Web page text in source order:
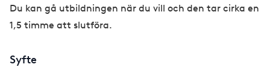
Du kan gå utbildningen när du vill och den tar cirka en
1,5 timme att slutföra.
Syfte